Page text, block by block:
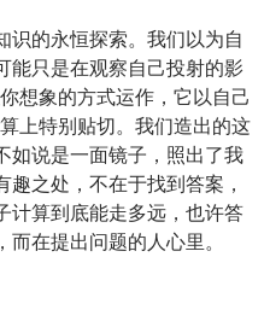
识的永恒探索。我们以为自
能只是在观察自己投射的影
想象的方式运作，它以自己
上特别贴切。我们造出的这
如说是一面镜子，照出了我
之处，不在于找到答案，
计算到底能走多远，也许答
在提出问题的人心里。